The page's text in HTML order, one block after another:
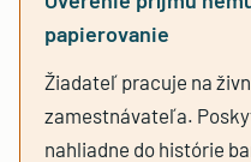
papierovanie
Žiadateľ pracuje na
zamestnávateľa.
nahliadne do histórie